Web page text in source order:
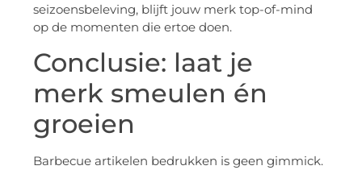
seizoensbeleving, blijft jouw merk top-of-mind
op de momenten die ertoe doen.
Conclusie: laat je
merk smeulen én
groeien
Barbecue artikelen bedrukken is geen gimmick.